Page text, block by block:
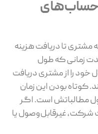
مشتری تا دریافت هزینه
زمانی که طول
را از مشتری دریافت
کوتاه بودن این زمان
مطالباتش است. اگر
شرکت، غیرقابل‌وصول یا